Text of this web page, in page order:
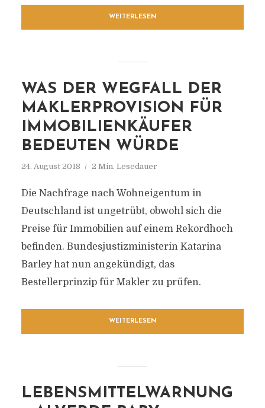
WEITERLESEN
WAS DER WEGFALL DER
MAKLERPROVISION FÜR
IMMOBILIENKÄUFER
BEDEUTEN WÜRDE
24. August 2018 2 Min. Lesedauer
Die Nachfrage nach Wohneigentum in
Deutschland ist ungetrübt, obwohl sich die
Preise für Immobilien auf einem Rekordhoch
befinden. Bundesjustizministerin Katarina
Barley hat nun angekündigt, das
Bestellerprinzip für Makler zu prüfen.
WEITERLESEN
LEBENSMITTELWARNUNG